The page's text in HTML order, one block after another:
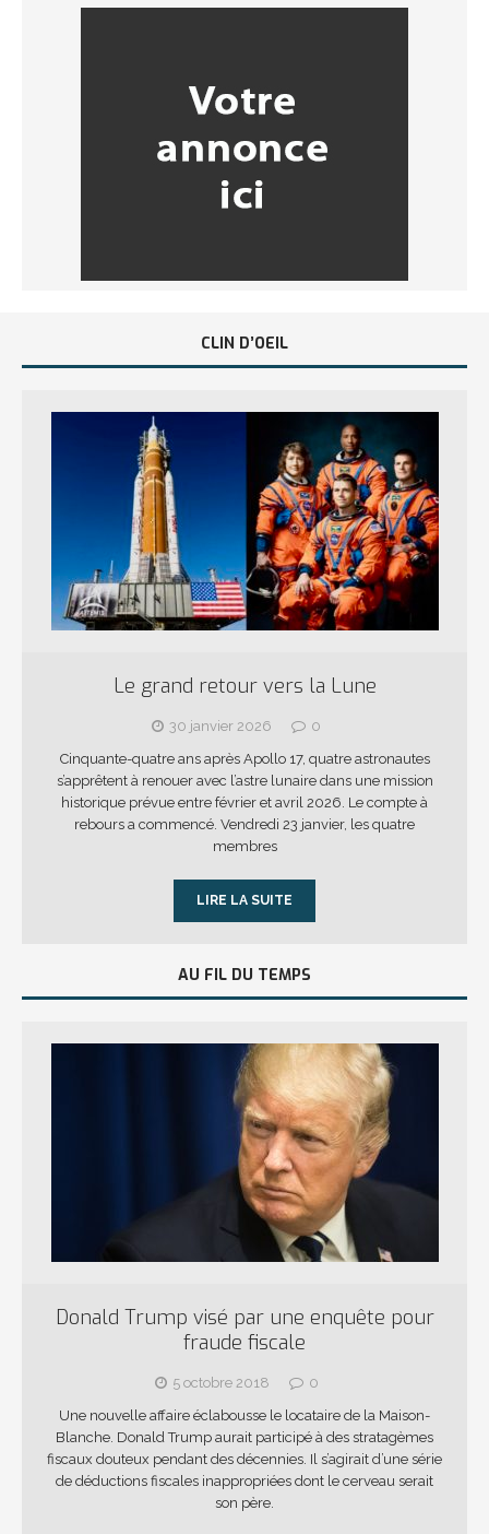
CLIN D’OEIL
Le grand retour vers la Lune
30 janvier 2026
0
Cinquante-quatre ans après Apollo 17, quatre astronautes
s’apprêtent à renouer avec l’astre lunaire dans une mission
historique prévue entre février et avril 2026. Le compte à
rebours a commencé. Vendredi 23 janvier, les quatre
membres
LIRE LA SUITE
AU FIL DU TEMPS
Donald Trump visé par une enquête pour
fraude fiscale
5 octobre 2018
0
Une nouvelle affaire éclabousse le locataire de la Maison-
Blanche. Donald Trump aurait participé à des stratagèmes
fiscaux douteux pendant des décennies. Il s’agirait d’une série
de déductions fiscales inappropriées dont le cerveau serait
son père.